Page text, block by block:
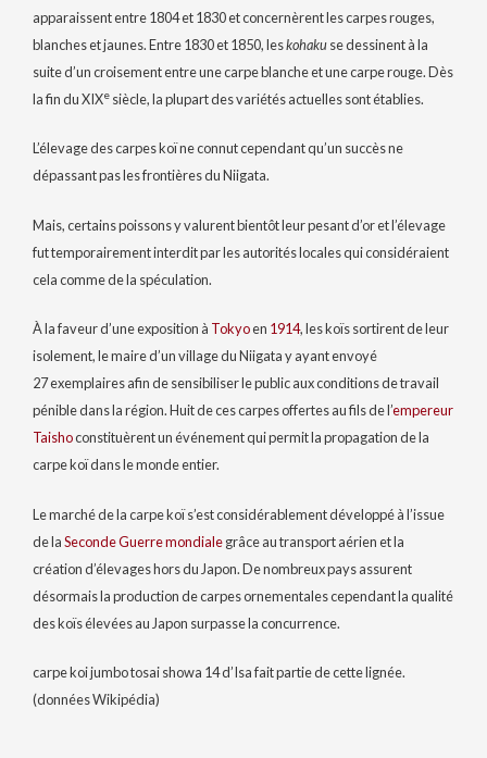
apparaissent entre 1804 et 1830 et concernèrent les carpes rouges,
blanches et jaunes. Entre 1830 et 1850, leskohakuse dessinent à la
suite d’un croisement entre une carpe blanche et une carpe rouge. Dès
la fin duXIXe siècle, la plupart des variétés actuelles sont établies.
L’élevage des carpes koï ne connut cependant qu’un succès ne
dépassant pas les frontières du Niigata.
Mais, certains poissons y valurent bientôt leur pesant d’or et l’élevage
fut temporairement interdit par les autorités locales qui considéraient
cela comme de la spéculation.
À la faveur d’une exposition à Tokyoen 1914, les koïs sortirent de leur
isolement, le maire d’un village du Niigata y ayant envoyé
27 exemplairesafin de sensibiliser le public aux conditions de travail
pénible dans la région. Huit de ces carpes offertes au fils de l’empereur
Taishoconstituèrent un événement qui permit la propagation de la
carpe koï dans le monde entier.
Le marché de la carpe koï s’est considérablement développé à l’issue
de laSeconde Guerre mondialegrâce au transport aérien et la
création d’élevages hors du Japon. De nombreux pays assurent
désormais la production de carpes ornementales cependant la qualité
des koïs élevées au Japon surpasse la concurrence.
carpe koi jumbo tosai showa 14 d’Isa fait partie de cette lignée.
(données Wikipédia)